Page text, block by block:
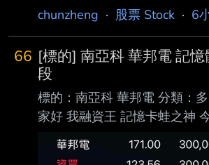
定設 5% 停損。 但最近遇到一
停損出場了，結果隔天卻常常
停損價以上。 每次看到這種情
懷疑自己： 是不是應該多等一
可以少賠一點？ 可是另一方
因為期待反彈而延後停損，好
背了原本設定好的交易紀律。
這種情況都是怎麼處理的？
chunzheng · 股票 Stock · 6
66 [標的] 南亞科 華邦電 記
段
標的：南亞科 華邦電 分類：
家好 我融資王 記憶卡蛙之神
跌 台股不跌 很明顯有人知道
反攻 閃迪盤前暴跌都是假的